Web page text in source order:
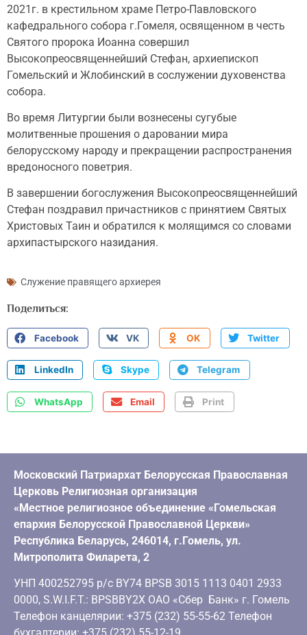
2021г. в крестильном храме Петро-Павловского
кафедрального собора г.Гомеля, освященном в честь
Святого пророка Иоанна совершил
Высокопреосвященнейший Стефан, архиепископ
Гомельский и Жлобинский в сослужении духовенства
собора.
Во время Литургии были вознесены сугубые
молитвенные прошения о даровании мира
белорусскому народу и прекращении распространения
вредоносного поветрия.
В завершении богослужения Высокопреосвященнейший
Стефан поздравил причастников с принятием Святых
Христовых Таин и обратился к молящимся со словами
архипастырского назидания.
Служение правящего архиерея
Поделиться:
Facebook VK OK Twitter
LinkedIn Skype Telegram
WhatsApp Email Print
Московский Патриархат Белорусская Православная
Церковь Религиозная организация
«Местное религиозное объединение «Гомельская
епархия Белорусской Православной Церкви»
Республика Беларусь, 246014, г.Гомель, ул.
Митрополита Филарета, 2
УНП 400252795 р/с BY74 BPSB 3015 1113 0401 2933
0000, S.W.I.F.T.: BPSBBY2X ОАО «Сбер Банк» г. Гомель
Телефон канцелярии: +375 (232) 55-55-62 Телефон